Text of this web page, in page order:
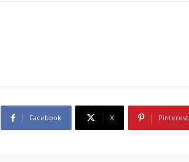
Facebook X Pinterest